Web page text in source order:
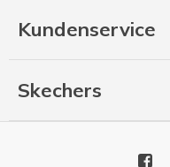
Kundenservice
Skechers